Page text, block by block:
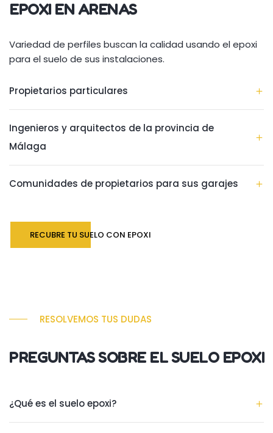
EPOXI EN ARENAS
Variedad de perfiles buscan la calidad usando el epoxi
para el suelo de sus instalaciones.
Propietarios particulares
Ingenieros y arquitectos de la provincia de
Málaga
Comunidades de propietarios para sus garajes
RECUBRE TU SUELO CON EPOXI
RESOLVEMOS TUS DUDAS
PREGUNTAS SOBRE EL SUELO EPOXI
¿Qué es el suelo epoxi?